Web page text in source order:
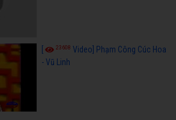
23608 Video] Phạm Công Cúc Hoa
- Vũ Linh